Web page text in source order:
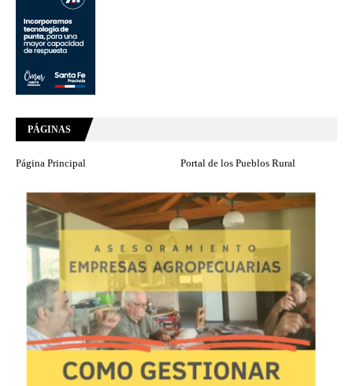
PÁGINAS
Página Principal Portal de los Pueblos Rural